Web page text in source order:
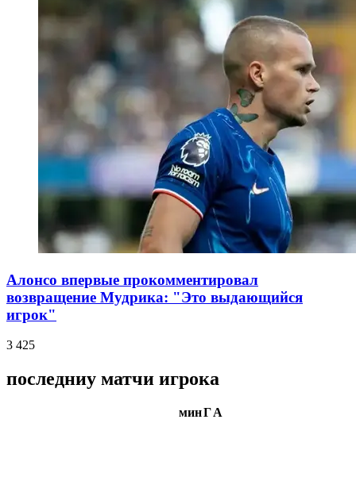
Алонсо впервые прокомментировал
возвращение Мудрика: "Это выдающийся
игрок"
3 425
последниу матчи игрока
минГА